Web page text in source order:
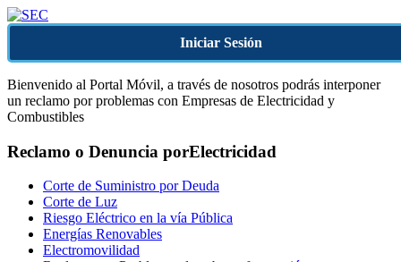
Iniciar Sesión
Bienvenido al Portal Móvil, a través de nosotros podrás interponer
un reclamo por problemas con Empresas de Electricidad y
Combustibles
Reclamo o Denuncia porElectricidad
Corte de Suministro por Deuda
Corte de Luz
Riesgo Eléctrico en la vía Pública
Energías Renovables
Electromovilidad